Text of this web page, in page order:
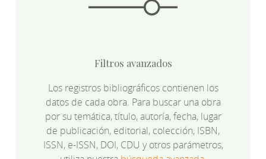
Filtros avanzados
Los registros bibliográficos contienen los
datos de cada obra. Para buscar una obra
por su temática, título, autoría, fecha, lugar
de publicación, editorial, colección, ISBN,
ISSN, e-ISSN, DOI, CDU y otros parámetros,